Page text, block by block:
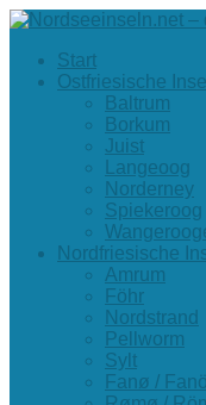
Start
Ostfriesische
Baltrum
Borkum
Juist
Langeoog
Norderney
Spiekeroog
Nordfriesische
Amrum
Föhr
Nordstrand
Pellworm
Sylt
Fanø / Fanö